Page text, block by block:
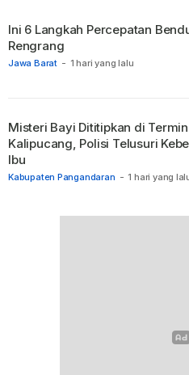
Jawa Barat - 1 hari yang lalu
Ini 6 Langkah Percepatan
Rengrang
Kabupaten Pangandaran - 1 hari yang
Misteri Bayi Dititipkan di
Kalipucang, Polisi Telusuri
Ibu